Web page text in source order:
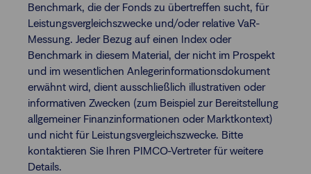
Benchmark, die der Fonds zu übertreffen sucht, für
Leistungsvergleichszwecke und/oder relative VaR-
Messung. Jeder Bezug auf einen Index oder
Benchmark in diesem Material, der nicht im Prospekt
und im wesentlichen Anlegerinformationsdokument
erwähnt wird, dient ausschließlich illustrativen oder
informativen Zwecken (zum Beispiel zur Bereitstellung
allgemeiner Finanzinformationen oder Marktkontext)
und nicht für Leistungsvergleichszwecke. Bitte
kontaktieren Sie Ihren PIMCO-Vertreter für weitere
Details.